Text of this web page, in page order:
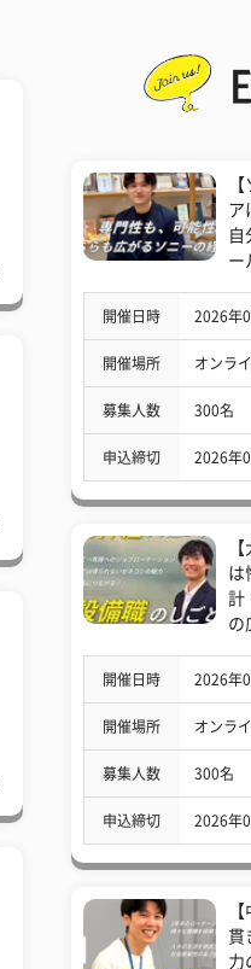
ア
自
ー
開催日時 2026年
開催場所 オンラ
募集人数 300名
申込締切 2026年
は
計
の
開催日時 2026年
開催場所 オンラ
募集人数 300名
申込締切 2026年
貫
力